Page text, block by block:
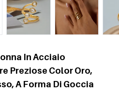
In Acciaio
Preziose Color Oro,
A Forma Di Goccia